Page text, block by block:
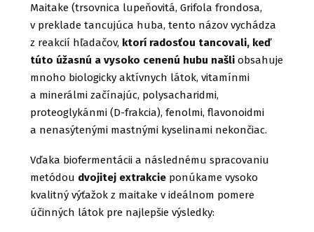
Maitake (trsovnica lupeňovitá, Grifola frondosa,
v preklade tancujúca huba, tento názov vychádza
z reakcií hľadačov, ktorí radosťou tancovali, keď
túto úžasnú a vysoko cenenú hubu našliobsahuje
mnoho biologicky aktívnych látok, vitamínmi
a minerálmi začínajúc, polysacharidmi,
proteoglykánmi (D-frakcia), fenolmi, flavonoidmi
a nenasýtenými mastnými kyselinami nekončiac.
Vďaka biofermentácii a následnému spracovaniu
metódou dvojitej extrakcieponúkame vysoko
kvalitný výťažok z maitake v ideálnom pomere
účinných látok pre najlepšie výsledky: